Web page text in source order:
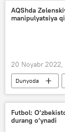
AQShda
manipulyatsiya
20 Noyabr 2022,
Dunyoda
AQSh
Futbol:
durang o‘ynadi